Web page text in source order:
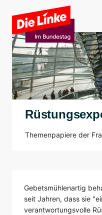
Zum Hauptinhalt springen
Themenpapiere der
Gebetsmühlenartig
seit Jahren, dass sie
verantwortungsvolle